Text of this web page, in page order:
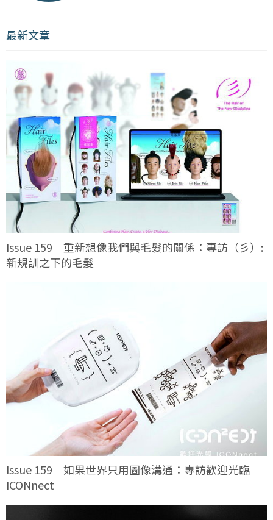
最新文章
Issue 159｜重新想像我們與毛髮的關係：專訪（彡）:
新規訓之下的毛髮
Issue 159｜如果世界只用圖像溝通：專訪歡迎光臨
ICONnect